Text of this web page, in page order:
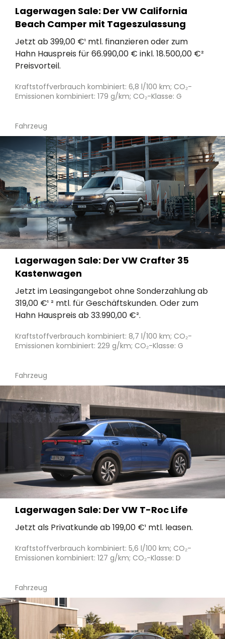
Lagerwagen Sale: Der VW California
Beach Camper mit Tageszulassung
Jetzt ab 399,00 €¹ mtl. finanzieren oder zum
Hahn Hauspreis für 66.990,00 € inkl. 18.500,00 €²
Preisvorteil.
Kraftstoffverbrauch kombiniert: 6,8 l/100 km; CO₂-
Emissionen kombiniert: 179 g/km; CO₂-Klasse: G
Fahrzeug
Lagerwagen Sale: Der VW Crafter 35
Kastenwagen
Jetzt im Leasingangebot ohne Sonderzahlung ab
319,00 €¹ ² mtl. für Geschäftskunden. Oder zum
Hahn Hauspreis ab 33.990,00 €².
Kraftstoffverbrauch kombiniert: 8,7 l/100 km; CO₂-
Emissionen kombiniert: 229 g/km; CO₂-Klasse: G
Fahrzeug
Lagerwagen Sale: Der VW T-Roc Life
Jetzt als Privatkunde ab 199,00 €¹ mtl. leasen.
Kraftstoffverbrauch kombiniert: 5,6 l/100 km; CO₂-
Emissionen kombiniert: 127 g/km; CO₂-Klasse: D
Fahrzeug